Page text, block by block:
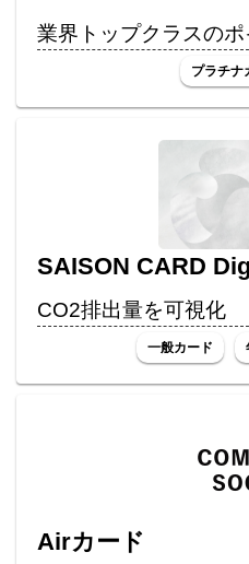
業界トップクラスの
プラチナ
SAISON CARD
CO2排出量を可視化
一般カード
Airカード